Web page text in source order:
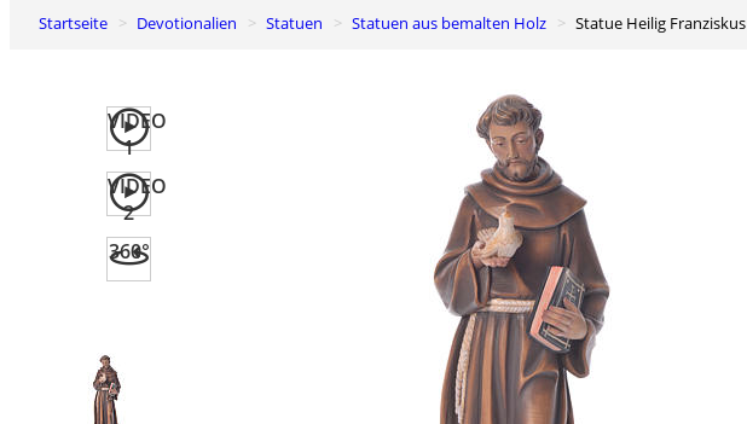
Startseite Devotionalien Statuen Statuen aus bemalten Holz Statue Heilig Franziskus
VIDEO
1
VIDEO
2
360°